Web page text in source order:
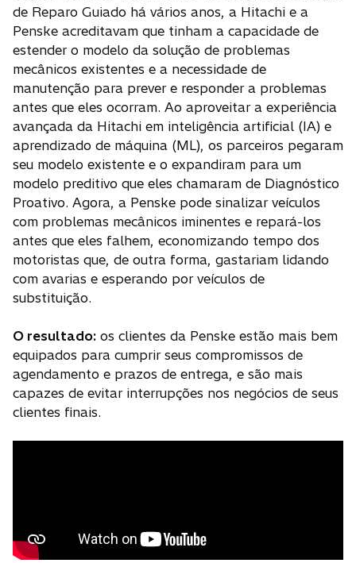
de Reparo Guiado há vários anos, a Hitachi e a
Penske acreditavam que tinham a capacidade de
estender o modelo da solução de problemas
mecânicos existentes e a necessidade de
manutenção para prever e responder a problemas
antes que eles ocorram. Ao aproveitar a experiência
avançada da Hitachi em inteligência artificial (IA) e
aprendizado de máquina (ML), os parceiros pegaram
seu modelo existente e o expandiram para um
modelo preditivo que eles chamaram de Diagnóstico
Proativo. Agora, a Penske pode sinalizar veículos
com problemas mecânicos iminentes e repará-los
antes que eles falhem, economizando tempo dos
motoristas que, de outra forma, gastariam lidando
com avarias e esperando por veículos de
substituição.
O resultado: os clientes da Penske estão mais bem
equipados para cumprir seus compromissos de
agendamento e prazos de entrega, e são mais
capazes de evitar interrupções nos negócios de seus
clientes finais.